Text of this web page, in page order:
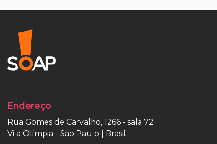
Endereço
Rua Gomes de Carvalho, 1266 - sala 72
Vila Olímpia - São Paulo | Brasil